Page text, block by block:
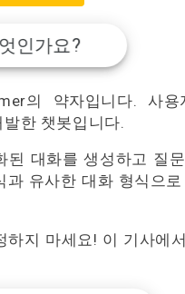
인가요?
의 약자입니다. 사용
한 챗봇입니다.
대화를 생성하고 질
유사한 대화 형식으
지 마세요! 이 기사에